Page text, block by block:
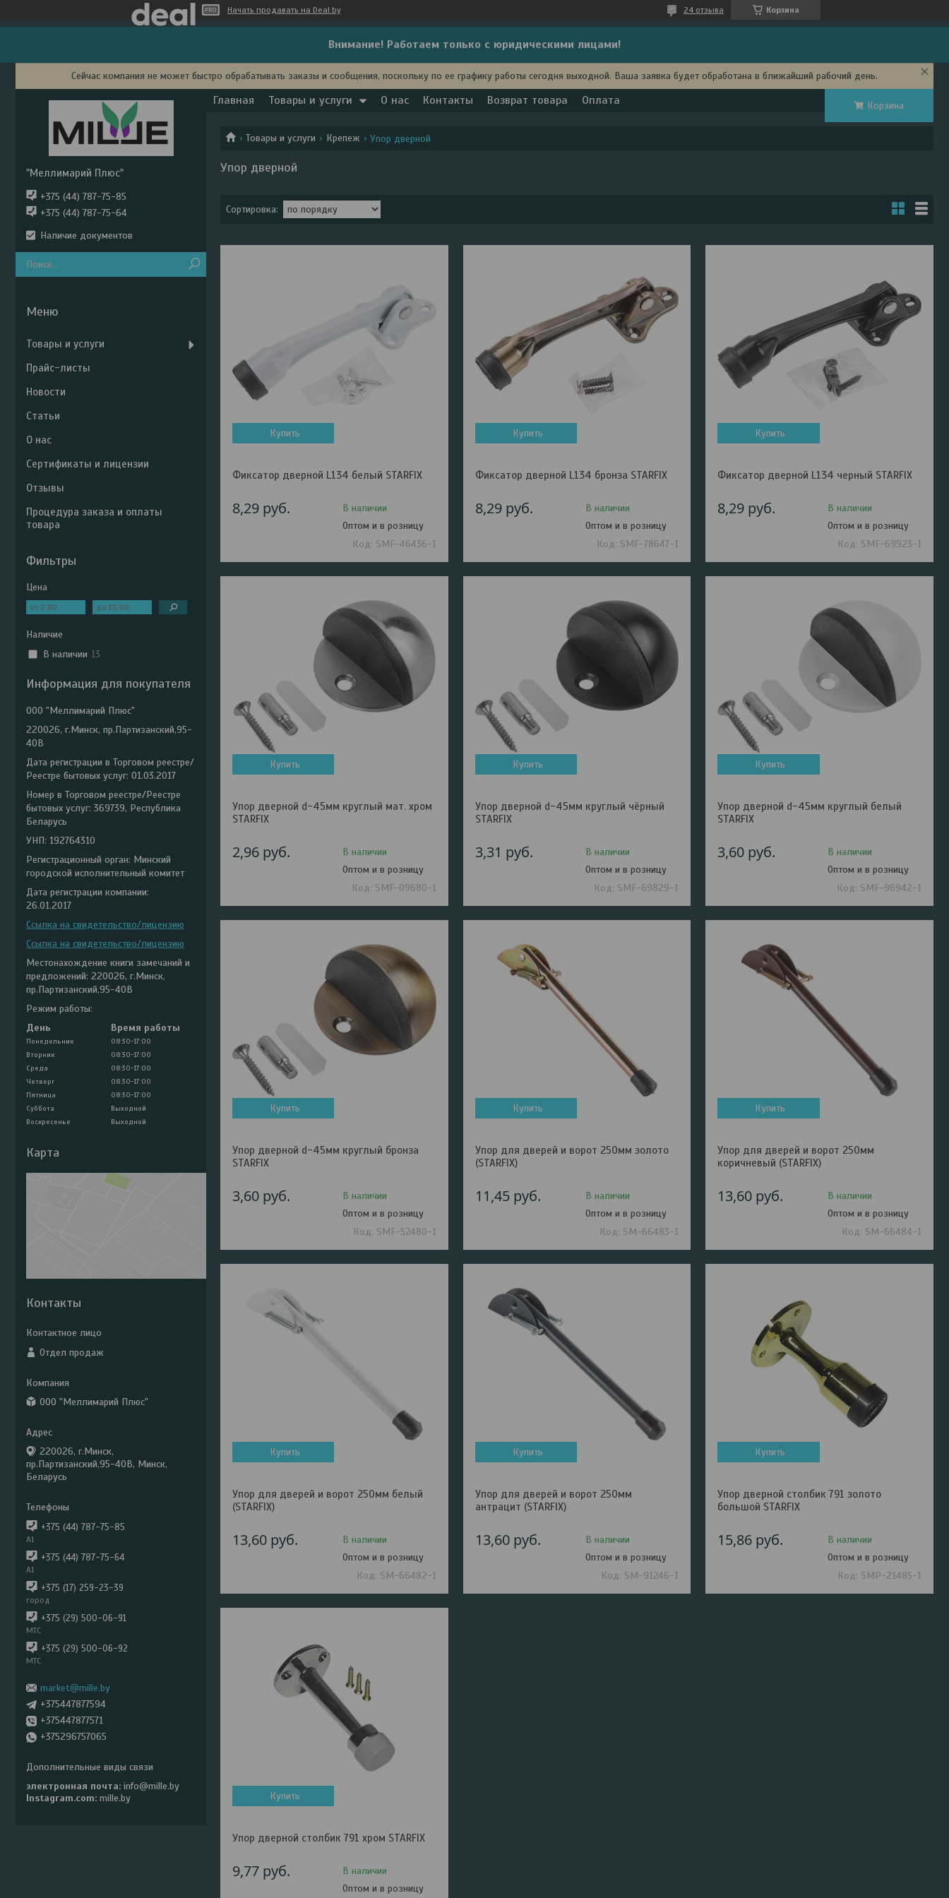
Начать продавать на Deal.by Корзина
24 отзыва
Внимание! Работаем только с юридическими лицами!
Сейчас компания не может быстро обрабатывать заказы и сообщения, поскольку по ее графику работы сегодня выходной. Ваша заявка будет обработана в ближайший рабочий день.
Главная Товары и услуги О нас Контакты Возврат товара Оплата Корзина
Товары и услуги Крепеж Упор дверной
Упор дверной
Купить
Фиксатор дверной L134 белый STARFIX
8,29 руб.
В наличии
Оптом и в розницу
SMF-46436-1
Купить
Фиксатор дверной L134 бронза STARFIX
8,29 руб.
В наличии
Оптом и в розницу
SMF-78647-1
Купить
Фиксатор дверной L134 черный STARFIX
8,29 руб.
В наличии
Оптом и в розницу
SMF-69923-1
Купить
Упор дверной d-45мм круглый мат. xром
STARFIX
2,96 руб.
В наличии
Оптом и в розницу
SMF-09680-1
Купить
Упор дверной d-45мм круглый чёрный
STARFIX
3,31 руб.
В наличии
Оптом и в розницу
SMF-69829-1
Купить
Упор дверной d-45мм круглый белый
STARFIX
3,60 руб.
В наличии
Оптом и в розницу
SMF-96942-1
Купить
Упор дверной d-45мм круглый бронза
STARFIX
3,60 руб.
В наличии
Оптом и в розницу
SMF-52480-1
Купить
Упор для дверей и ворот 250мм золото
(STARFIX)
11,45 руб.
В наличии
Оптом и в розницу
SM-66483-1
Купить
Упор для дверей и ворот 250мм
коричневый (STARFIX)
13,60 руб.
В наличии
Оптом и в розницу
SM-66484-1
Купить
Упор для дверей и ворот 250мм белый
(STARFIX)
13,60 руб.
В наличии
Оптом и в розницу
SM-66482-1
Купить
Упор для дверей и ворот 250мм
антрацит (STARFIX)
13,60 руб.
В наличии
Оптом и в розницу
SM-91246-1
Купить
Упор дверной столбик 791 золото
большой STARFIX
15,86 руб.
В наличии
Оптом и в розницу
SMP-21485-1
Купить
Упор дверной столбик 791 хром STARFIX
9,77 руб.
В наличии
Оптом и в розницу
"Меллимарий Плюс"
+375 (44) 787-75-85
+375 (44) 787-75-64
Наличие документов
Товары и услуги
Прайс-листы
Новости
Статьи
О нас
Сертификаты и лицензии
Отзывы
Процедура заказа и оплаты
товара
Фильтры
Цена
Наличие
В наличии 13
Информация для покупателя
ООО "Меллимарий Плюс"
220026, г.Минск, пр.Партизанский,95-
40В
Дата регистрации в Торговом реестре/
Реестре бытовых услуг: 01.03.2017
Номер в Торговом реестре/Реестре
бытовых услуг: 369739, Республика
Беларусь
УНП: 192764310
Регистрационный орган: Минский
городской исполнительный комитет
Дата регистрации компании:
26.01.2017
Ссылка на свидетельство/лицензию
Ссылка на свидетельство/лицензию
Местонахождение книги замечаний и
предложений: 220026, г.Минск,
пр.Партизанский,95-40В
Режим работы:
День
Время работы
Понедельник
08:30-17:00
Вторник
08:30-17:00
Среда
08:30-17:00
Четверг
08:30-17:00
Пятница
08:30-17:00
Суббота
Выходной
Воскресенье
Выходной
Карта
Контакты
Отдел продаж
ООО "Меллимарий Плюс"
220026, г.Минск,
пр.Партизанский,95-40В, Минск,
Беларусь
+375 (44) 787-75-85
А1
+375 (44) 787-75-64
А1
+375 (17) 259-23-39
город
+375 (29) 500-06-91
МТС
+375 (29) 500-06-92
МТС
market@mille.by
+375447877594
+375447877571
+375296757065
электронная почта info@mille.by
Instagram.com mille.by